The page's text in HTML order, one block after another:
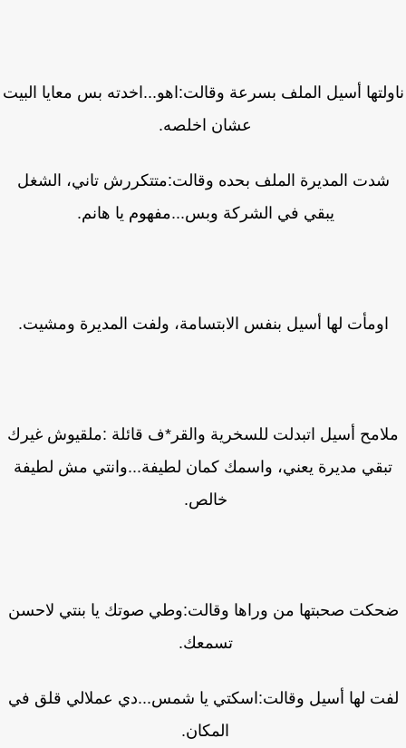
أسيل الملف بسرعة وقالت:اهو...اخدته بس معايا البيت
عشان اخلصه.
شدت المديرة الملف بحده وقالت:متتكررش تاني، الشغل
يبقي في الشركة وبس...مفهوم يا هانم.
اومأت لها أسيل بنفس الابتسامة، ولفت المديرة ومشيت.
أسيل اتبدلت للسخرية والقر*ف قائلة :ملقيوش غيرك
مديرة يعني، واسمك كمان لطيفة...وانتي مش لطيفة
خالص.
صحبتها من وراها وقالت:وطي صوتك يا بنتي لاحسن
تسمعك.
لها أسيل وقالت:اسكتي يا شمس...دي عملالي قلق في
المكان.